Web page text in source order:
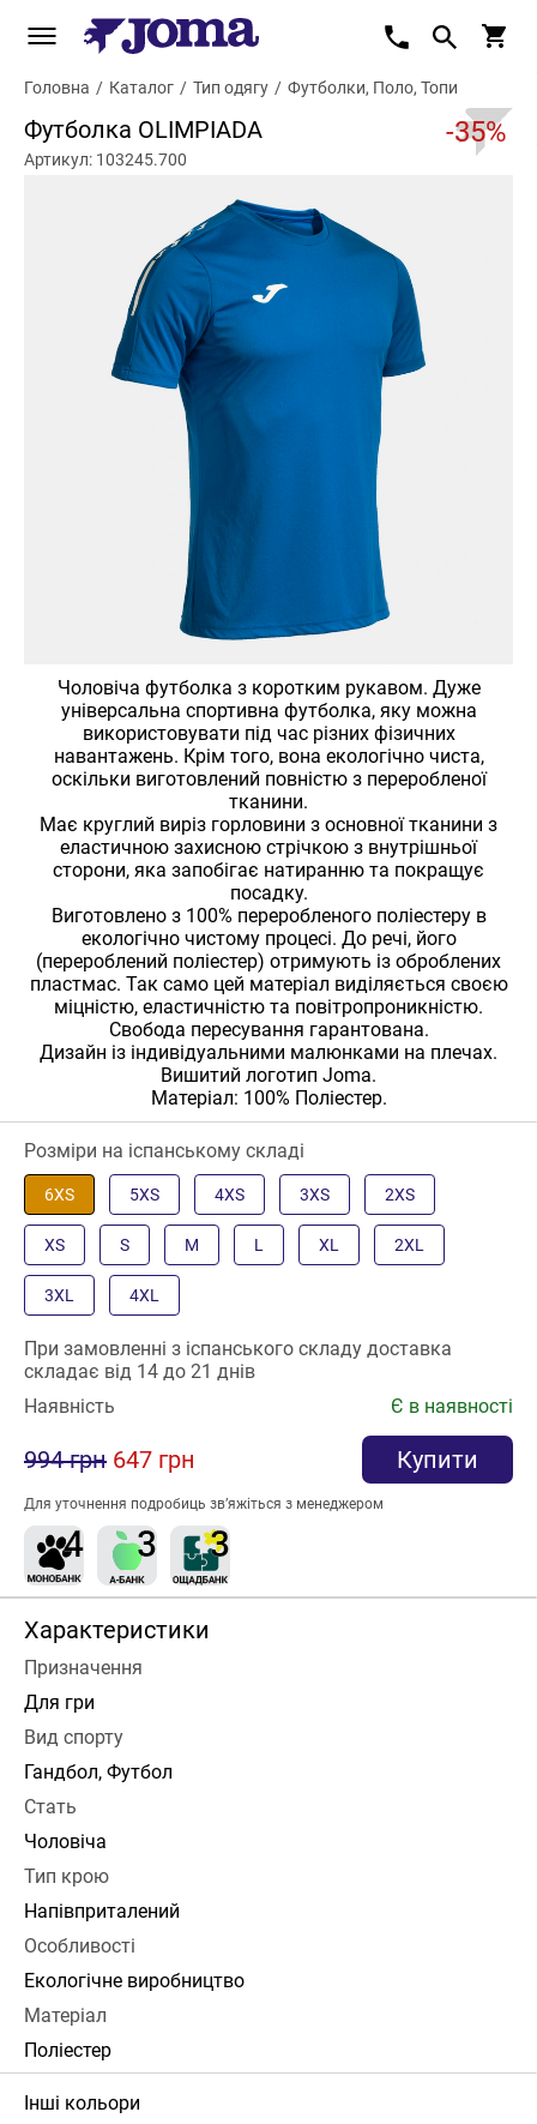
Головна / Каталог / Тип одягу / Футболки, Поло, Топи
Футболка OLIMPIADA -35%
Артикул: 103245.700
Чоловіча футболка з коротким рукавом. Дуже
універсальна спортивна футболка, яку можна
використовувати під час різних фізичних
навантажень. Крім того, вона екологічно чиста,
оскільки виготовлений повністю з переробленої
тканини.
Має круглий виріз горловини з основної тканини з
еластичною захисною стрічкою з внутрішньої
сторони, яка запобігає натиранню та покращує
посадку.
Виготовлено з 100% переробленого поліестеру в
екологічно чистому процесі. До речі, його
(перероблений поліестер) отримують із оброблених
пластмас. Так само цей матеріал виділяється своєю
міцністю, еластичністю та повітропроникністю.
Свобода пересування гарантована.
Дизайн із індивідуальними малюнками на плечах.
Вишитий логотип Joma.
Матеріал: 100% Поліестер.
Розміри на іспанському складі
6XS 5XS 4XS 3XS 2XS
XS S M L XL 2XL
3XL 4XL
При замовленні з іспанського складу доставка
складає від 14 до 21 днів
Наявність
Є в наявності
994 грн 647 грн Купити
Для уточнення подробиць зв’яжіться з менеджером
Характеристики
Призначення
Для гри
Вид спорту
Гандбол, Футбол
Стать
Чоловіча
Тип крою
Напівприталений
Особливості
Екологічне виробництво
Матеріал
Поліестер
Інші кольори